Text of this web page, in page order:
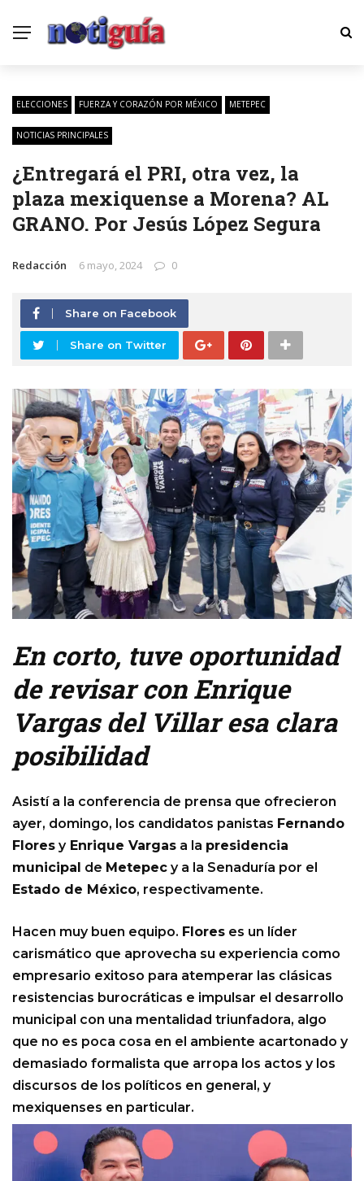
ELECCIONES FUERZA Y CORAZÓN POR MÉXICO METEPEC
NOTICIAS PRINCIPALES
¿Entregará el PRI, otra vez, la
plaza mexiquense a Morena? AL
GRANO. Por Jesús López Segura
Redacción 6 mayo, 2024 0
Share on Facebook
Share on Twitter
En corto, tuve oportunidad
de revisar con Enrique
Vargas del Villar esa clara
posibilidad
Asistí a la conferencia de prensa que ofrecieron
ayer, domingo, los candidatos panistas Fernando
Flores yEnrique Vargas a la presidencia
municipal de Metepec y a la Senaduría por el
Estado de México, respectivamente.
Hacen muy buen equipo. Flores es un líder
carismático que aprovecha su experiencia como
empresario exitoso para atemperar las clásicas
resistencias burocráticas e impulsar el desarrollo
municipal con una mentalidad triunfadora, algo
que no es poca cosa en el ambiente acartonado y
demasiado formalista que arropa los actos y los
discursos de los políticos en general, y
mexiquenses en particular.